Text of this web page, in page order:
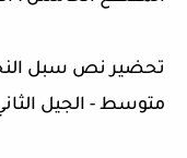
تحضير نص سبل
متوسط - الجيل